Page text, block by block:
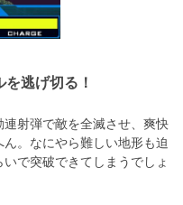
逃げ切る！
射弾で敵を全滅させ、爽快
。なにやら難しい地形も迫
で突破できてしまうでしょ